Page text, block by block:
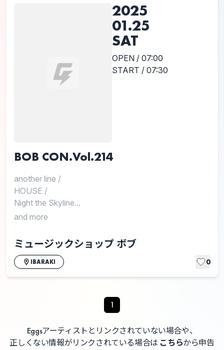
2025
01.25
SAT
OPEN / 07:00
START / 07:30
BOB CON.Vol.214
another line /
HOUSE /
Night the Skyline...
and more
ミュージックショップ ボブ
IBARAKI 0
1
Eggsアーティストとリンクされていない場合や、
正しくない情報がリンクされている場合は こちらから申告